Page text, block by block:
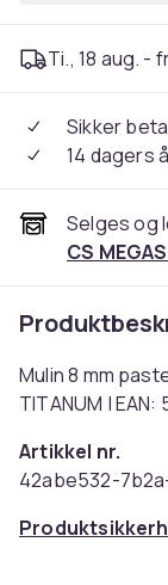
Ti., 18 aug. -
Sikker
14 dagers
Selges og
CS
Mulin 8 mm
TITANUM |
Artikkel nr.
42abe532-